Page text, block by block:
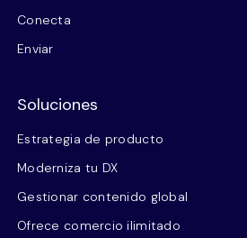
Conecta
Enviar
Soluciones
Estrategia de producto
Moderniza tu DX
Gestionar contenido global
Ofrece comercio ilimitado